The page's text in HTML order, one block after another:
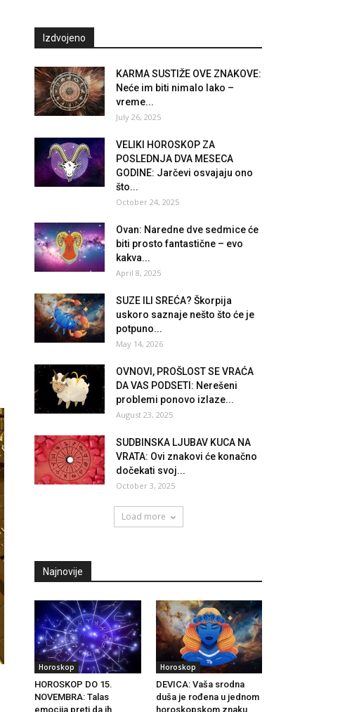
Izdvojeno
KARMA SUSTIŽE OVE ZNAKOVE:
Neće im biti nimalo lako –
vreme...
July 26, 2025
VELIKI HOROSKOP ZA
POSLEDNJA DVA MESECA
GODINE: Jarčevi osvajaju ono
što...
October 24, 2025
Ovan: Naredne dve sedmice će
biti prosto fantastične – evo
kakva...
April 8, 2025
SUZE ILI SREĆA? Škorpija
uskoro saznaje nešto što će je
potpuno...
May 14, 2026
OVNOVI, PROŠLOST SE VRAĆA
DA VAS PODSETI: Nerešeni
problemi ponovo izlaze...
August 23, 2025
SUDBINSKA LJUBAV KUCA NA
VRATA: Ovi znakovi će konačno
dočekati svoj...
October 3, 2025
Load more
Najnovije
Horoskop
HOROSKOP DO 15.
NOVEMBRA: Talas
emocija preti da ih
Horoskop
DEVICA: Vaša srodna
duša je rođena u jednom
horoskopskom znaku